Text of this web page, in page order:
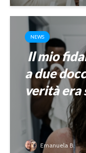
NEWS
Il mio
a due
verità era
Emanuela B.